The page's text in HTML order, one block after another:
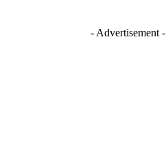
- Advertisement -